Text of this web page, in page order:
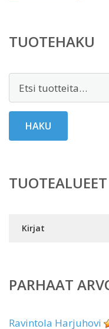
TUOTEHAKU
HAKU
TUOTEALUEET
Kirjat
PARHAAT
Ravintola Harjuhovi